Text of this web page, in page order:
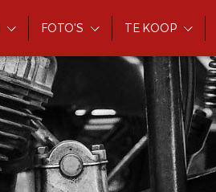
FOTO'S TE KOOP